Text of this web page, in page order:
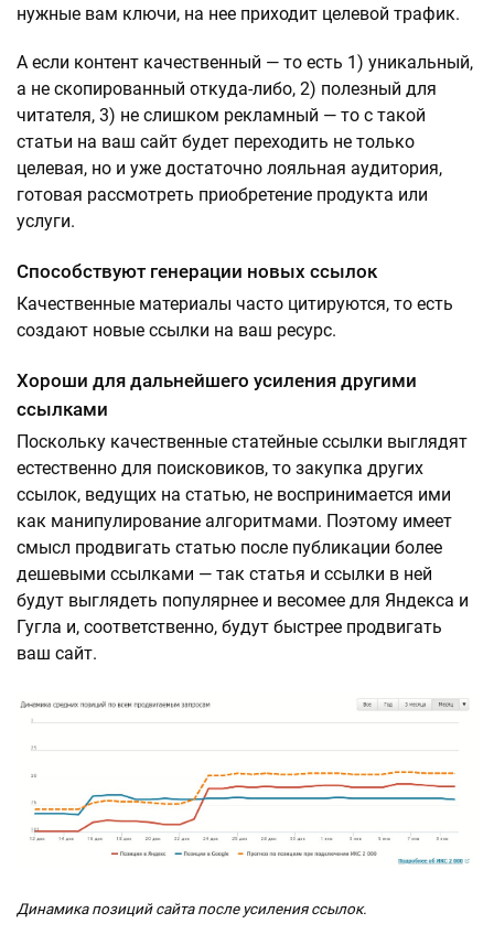
нужные вам ключи, на нее приходит целевой трафик.
А если контент качественный — то есть 1) уникальный,
а не скопированный откуда-либо, 2) полезный для
читателя, 3) не слишком рекламный — то с такой
статьи на ваш сайт будет переходить не только
целевая, но и уже достаточно лояльная аудитория,
готовая рассмотреть приобретение продукта или
услуги.
Способствуют генерации новых ссылок
Качественные материалы часто цитируются, то есть
создают новые ссылки на ваш ресурс.
Хороши для дальнейшего усиления другими
ссылками
Поскольку качественные статейные ссылки выглядят
естественно для поисковиков, то закупка других
ссылок, ведущих на статью, не воспринимается ими
как манипулирование алгоритмами. Поэтому имеет
смысл продвигать статью после публикации более
дешевыми ссылками — так статья и ссылки в ней
будут выглядеть популярнее и весомее для Яндекса и
Гугла и, соответственно, будут быстрее продвигать
ваш сайт.
Динамика позиций сайта после усиления ссылок.